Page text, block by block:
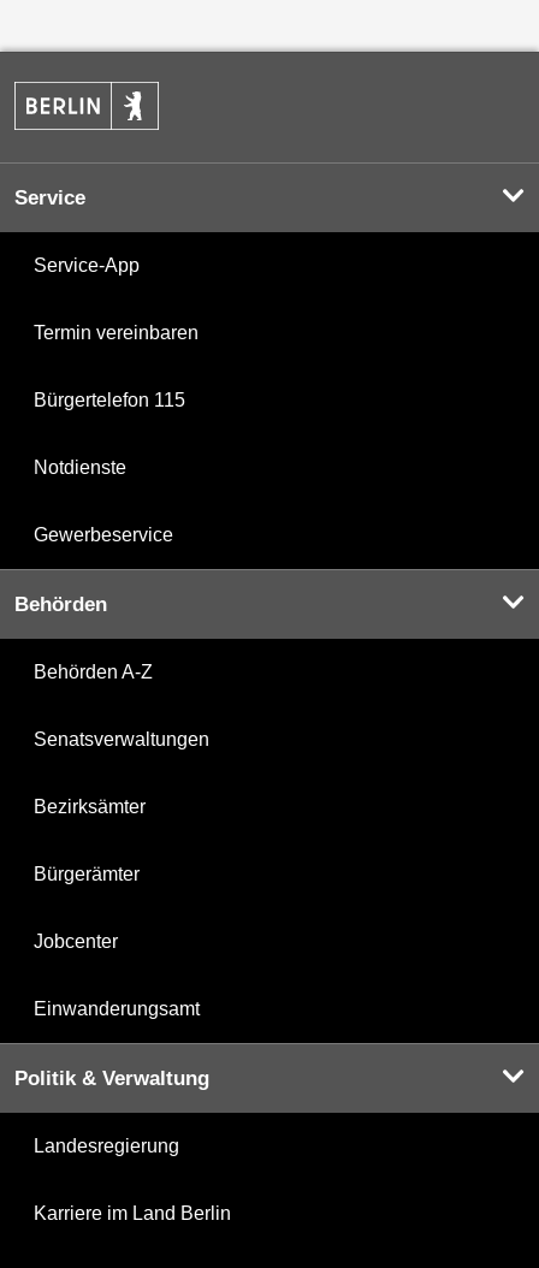
Service
Service-App
Termin vereinbaren
Bürgertelefon 115
Notdienste
Gewerbeservice
Behörden
Behörden A-Z
Senatsverwaltungen
Bezirksämter
Bürgerämter
Jobcenter
Einwanderungsamt
Politik & Verwaltung
Landesregierung
Karriere im Land Berlin